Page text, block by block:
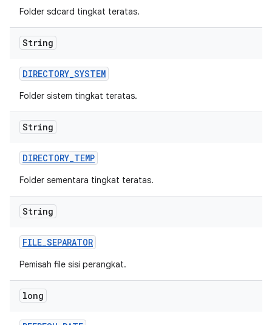
Folder sdcard tingkat teratas.
String
DIRECTORY_SYSTEM
Folder sistem tingkat teratas.
String
DIRECTORY_TEMP
Folder sementara tingkat teratas.
String
FILE_SEPARATOR
Pemisah file sisi perangkat.
long